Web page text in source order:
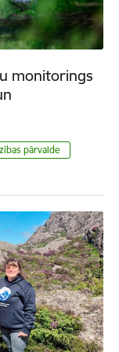
monitorings
pārvalde